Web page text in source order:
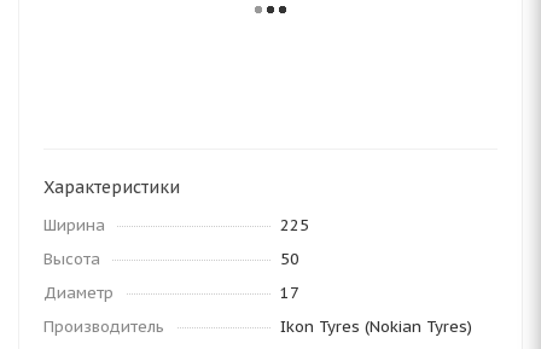
Характеристики
Ширина
225
Высота
50
Диаметр
17
Производитель
Ikon Tyres (Nokian Tyres)